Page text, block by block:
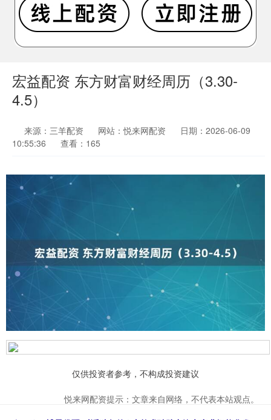
宏益配资 东方财富财经周历（3.30-
4.5）
来源：三羊配资 网站：悦来网配资
日期：2026-06-09
10:55:36
查看：165
仅供投资者参考，不构成投资建议
悦来网配资提示：文章来自网络，不代表本站观点。